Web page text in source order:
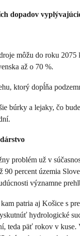
dopadov
môžu do roku 2075
až o 70 %.
ktorý dopĺňa
búrky a lejaky, čo
problém už v
90 percent územia
významne
patria aj Košice s
hydrologické
teda päť rokov v